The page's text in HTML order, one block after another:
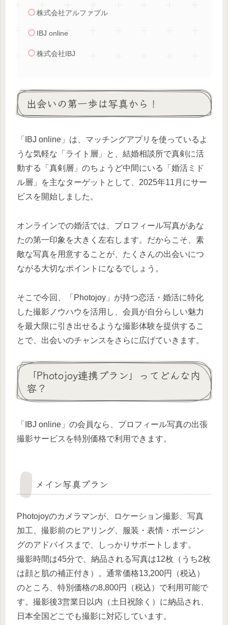
株式会社アルファブル
IBJ online
株式会社IBJ
出会いの第一歩は写真から！
「IBJ online」は、マッチングアプリを使っているよ
うな気軽な「ライト層」と、結婚相談所で真剣に活
動する「真剣層」のちょうど中間にいる「婚活ミド
ル層」を主なターゲットとして、2025年11月にサー
ビスを開始しました。
オンラインでの婚活では、プロフィール写真があな
たの第一印象を大きく左右します。だからこそ、素
敵な写真を用意することが、たくさんの出会いにつ
ながる大切なポイントになるでしょう。
そこで今回、「Photojoy」が持つ恋活・婚活に特化
した撮影ノウハウを活用し、会員が自分らしい魅力
を最大限に引き出せるような撮影体験を提供するこ
とで、出会いのチャンスをさらに広げていきます。
「Photojoy連携プラン」ってどんな内
容？
「IBJ online」の会員なら、プロフィール写真の出張
撮影サービスを特別価格で利用できます。
メイン写真プラン
Photojoyのカメラマンが、ロケーション撮影、写真
加工、撮影前のヒアリング、服装・表情・ポージン
グのアドバイスまで、しっかりサポートします。
撮影時間は45分で、納品される写真は12枚（うち2枚
は顔と肌の補正付き）。通常価格13,200円（税込）
のところ、特別価格の8,800円（税込）で利用可能で
す。撮影後3営業日以内（土日祝除く）に納品され、
日本全国どこでも撮影に対応しています。